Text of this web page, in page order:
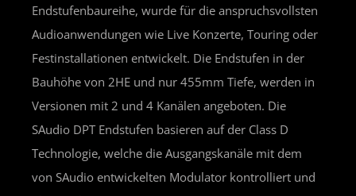
Endstufenbaureihe, wurde für die anspruchsvollsten
Audioanwendungen wie Live Konzerte, Touring oder
Festinstallationen entwickelt. Die Endstufen in der
Bauhöhe von 2HE und nur 455mm Tiefe, werden in
Versionen mit 2 und 4 Kanälen angeboten. Die
SAudio DPT Endstufen basieren auf der Class D
Technologie, welche die Ausgangskanäle mit dem
von SAudio entwickelten Modulator kontrolliert und